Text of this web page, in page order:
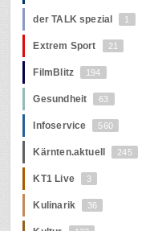
der TALK spezial 1
Extrem Sport 21
FilmBlitz 194
Gesundheit 63
Infoservice 560
Kärnten.aktuell 245
KT1 Live 3
Kulinarik 36